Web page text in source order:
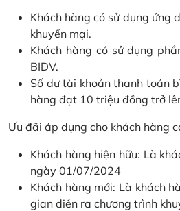
Khách hàng có sử dụng ứng
khuyến mại.
Khách hàng có sử dụng
BIDV.
Số dư tài khoản thanh toán
hàng đạt 10 triệu đồng trở
Ưu đãi áp dụng cho khách hàng
Khách hàng hiện hữu: Là
ngày 01/07/2024
Khách hàng mới: Là khách
gian diễn ra chương trình